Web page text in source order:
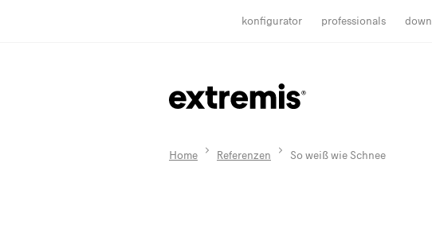
konfigurator professionals
Home Referenzen So weiß wie Schnee